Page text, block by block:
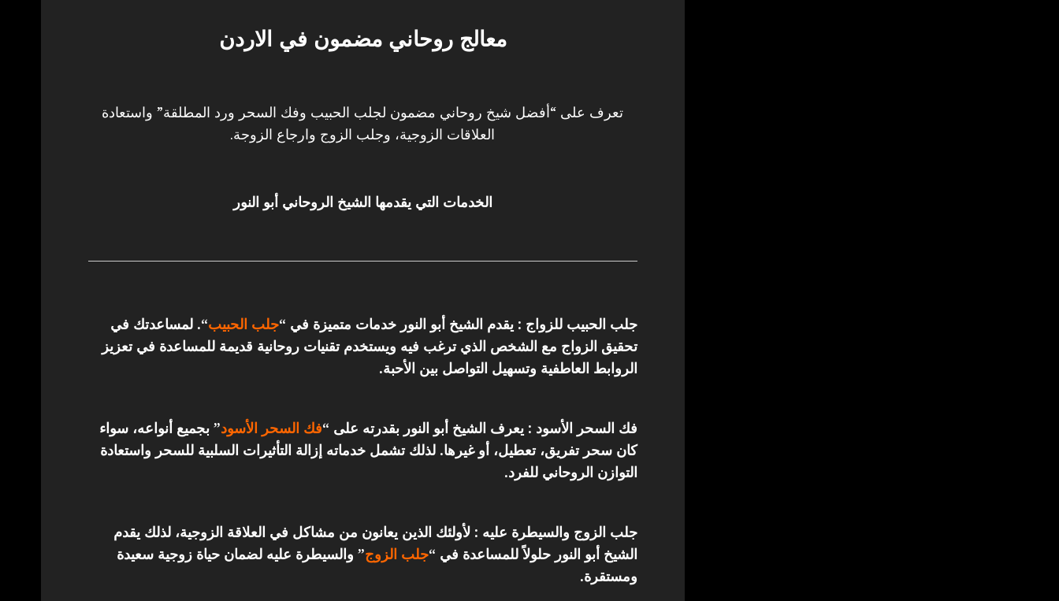
معالج روحاني مضمون في الاردن
تعرف على “أفضل شيخ روحاني مضمون لجلب الحبيب وفك السحر ورد المطلقة” واستعادة
العلاقات الزوجية، وجلب الزوج وارجاع الزوجة.
الخدمات التي يقدمها الشيخ الروحاني أبو النور
جلب الحبيب للزواج : يقدم الشيخ أبو النور خدمات متميزة في “جلب الحبيب“. لمساعدتك في
تحقيق الزواج مع الشخص الذي ترغب فيه ويستخدم تقنيات روحانية قديمة للمساعدة في تعزيز
الروابط العاطفية وتسهيل التواصل بين الأحبة.
فك السحر الأسود : يعرف الشيخ أبو النور بقدرته على “فك السحر الأسود” بجميع أنواعه، سواء
كان سحر تفريق، تعطيل، أو غيرها. لذلك تشمل خدماته إزالة التأثيرات السلبية للسحر واستعادة
التوازن الروحاني للفرد.
جلب الزوج والسيطرة عليه : لأولئك الذين يعانون من مشاكل في العلاقة الزوجية، لذلك يقدم
الشيخ أبو النور حلولاً للمساعدة في “جلب الزوج” والسيطرة عليه لضمان حياة زوجية سعيدة
ومستقرة.